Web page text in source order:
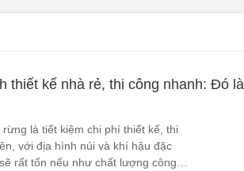
thiết kế nhà rẻ, thi công nhanh: Đó là
là tiết kiệm chi phí thiết kế, thi
với địa hình núi và khí hậu đặc
rất tốn nếu như chất lượng công